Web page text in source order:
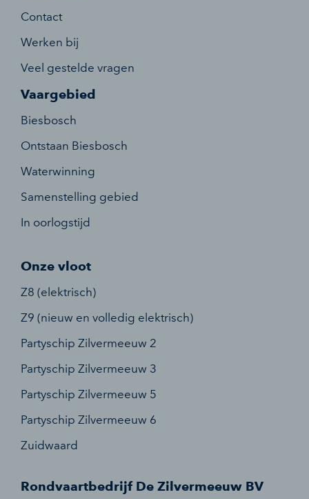
Contact
Werken bij
Veel gestelde vragen
Vaargebied
Biesbosch
Ontstaan Biesbosch
Waterwinning
Samenstelling gebied
In oorlogstijd
Onze vloot
Z8 (elektrisch)
Z9 (nieuw en volledig elektrisch)
Partyschip Zilvermeeuw 2
Partyschip Zilvermeeuw 3
Partyschip Zilvermeeuw 5
Partyschip Zilvermeeuw 6
Zuidwaard
Rondvaartbedrijf De Zilvermeeuw BV